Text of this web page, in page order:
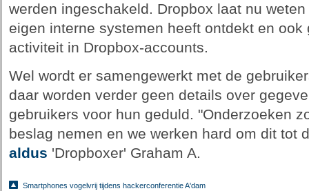
werden ingeschakeld. Dropbox laat nu
eigen interne systemen heeft ontdekt en
activiteit in Dropbox-accounts.
Wel wordt er samengewerkt met de
daar worden verder geen details over
gebruikers voor hun geduld. "Onderzoeken
beslag nemen en we werken hard om dit tot
aldus 'Dropboxer' Graham A.
Smartphones vogelvrij tijdens hackerconferentie A'dam